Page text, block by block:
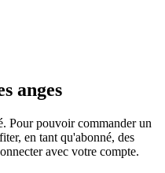
anges
Pour pouvoir commander un
en tant qu'abonné, des
avec votre compte.